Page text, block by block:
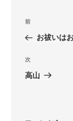
投
ナ
ビ
ゲ
前
の
稿
前
お祓いは
次
の
次
高山